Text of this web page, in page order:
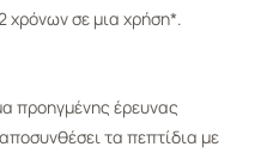
σε μια χρήση*.
προηγμένης έρευνας
τα πεπτίδια με